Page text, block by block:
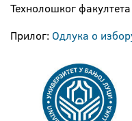
Технолошког
Прилог: Одлука о